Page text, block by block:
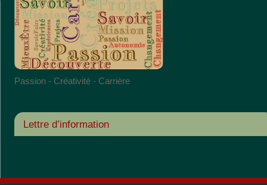
Passion - Créativité - Carrière
Lettre d’information